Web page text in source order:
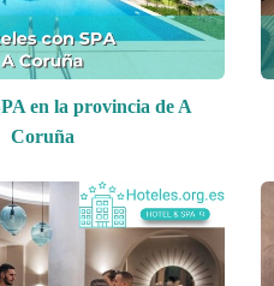
en la provincia de A
Coruña